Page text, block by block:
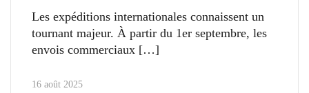
Les expéditions internationales connaissent un
tournant majeur. À partir du 1er septembre, les
envois commerciaux
16 août 2025